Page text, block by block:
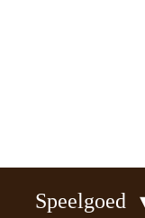
Speelgoed